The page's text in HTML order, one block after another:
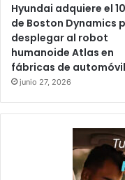
Hyundai adquiere el
de Boston Dynamics
desplegar al robot
humanoide Atlas en
fábricas de
junio 27, 2026